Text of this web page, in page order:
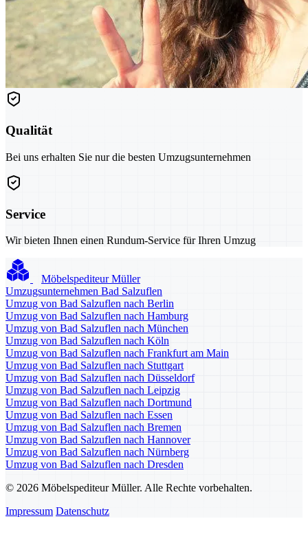
Qualität
Bei uns erhalten Sie nur die besten Umzugsunternehmen
Service
Wir bieten Ihnen einen Rundum-Service für Ihren Umzug
Möbelspediteur Müller
Umzugsunternehmen Bad Salzuflen
Umzug von Bad Salzuflen nach Berlin
Umzug von Bad Salzuflen nach Hamburg
Umzug von Bad Salzuflen nach München
Umzug von Bad Salzuflen nach Köln
Umzug von Bad Salzuflen nach Frankfurt am Main
Umzug von Bad Salzuflen nach Stuttgart
Umzug von Bad Salzuflen nach Düsseldorf
Umzug von Bad Salzuflen nach Leipzig
Umzug von Bad Salzuflen nach Dortmund
Umzug von Bad Salzuflen nach Essen
Umzug von Bad Salzuflen nach Bremen
Umzug von Bad Salzuflen nach Hannover
Umzug von Bad Salzuflen nach Nürnberg
Umzug von Bad Salzuflen nach Dresden
© 2026 Möbelspediteur Müller. Alle Rechte vorbehalten.
Impressum Datenschutz